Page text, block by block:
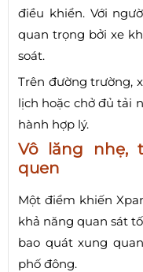
điều khiển. Với
quan trọng bởi xe
soát.
Trên đường trường,
lịch hoặc chở đủ tải
hành hợp lý.
Vô lăng nhẹ,
quen
Một điểm khiến
khả năng quan sát
bao quát xung
phố đông.